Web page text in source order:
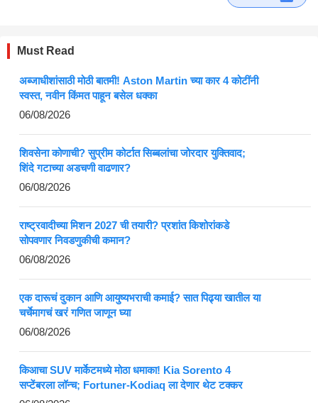
Must Read
अब्जाधीशांसाठी मोठी बातमी! Aston Martin च्या कार 4 कोटींनी
स्वस्त, नवीन किंमत पाहून बसेल धक्का
06/08/2026
शिवसेना कोणाची? सुप्रीम कोर्टात सिब्बलांचा जोरदार युक्तिवाद;
शिंदे गटाच्या अडचणी वाढणार?
06/08/2026
राष्ट्रवादीच्या मिशन 2027 ची तयारी? प्रशांत किशोरांकडे
सोपवणार निवडणुकीची कमान?
06/08/2026
एक दारूचं दुकान आणि आयुष्यभराची कमाई? सात पिढ्या खातील या
चर्चेमागचं खरं गणित जाणून घ्या
06/08/2026
किआचा SUV मार्केटमध्ये मोठा धमाका! Kia Sorento 4
सप्टेंबरला लॉन्च; Fortuner-Kodiaq ला देणार थेट टक्कर